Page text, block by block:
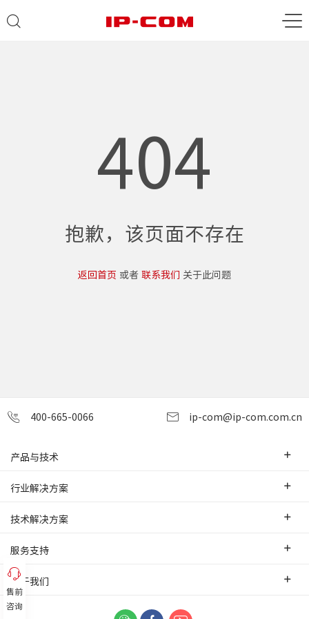
404
抱歉，该页面不存在
返回首页 或者 联系我们 关于此问题
400-665-0066 ip-com@ip-com.com.cn
产品与技术
企业级路由器
网桥
网络安全
网络工具及配件
行业解决方案
中小企业
智慧酒店
智慧工厂
技术解决方案
SD-WAN互联
PoE监控传输
服务支持
办事处
售前服务
关于我们
联系我们
售前
咨询